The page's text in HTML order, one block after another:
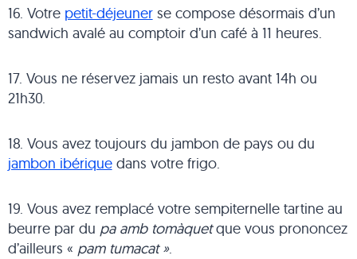
16. Votre petit-déjeunerse compose désormais d’un
sandwich avalé au comptoir d’un café à 11 heures.
17. Vous ne réservez jamais un resto avant 14h ou
21h30.
18. Vous avez toujours du jambon de pays ou du
jambon ibériquedans votre frigo.
19. Vous avez remplacé votre sempiternelle tartine au
beurre par du pa amb tomàquetque vous prononcez
d’ailleurs « pam tumacat ».